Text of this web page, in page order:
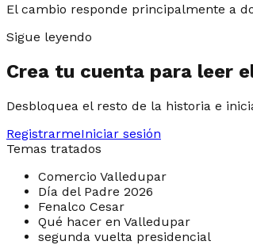
El cambio responde principalmente a
Sigue leyendo
Crea tu cuenta para leer
Desbloquea el resto de la historia e
RegistrarmeIniciar sesión
Temas tratados
Comercio Valledupar
Día del Padre 2026
Fenalco Cesar
Qué hacer en Valledupar
segunda vuelta presidencial